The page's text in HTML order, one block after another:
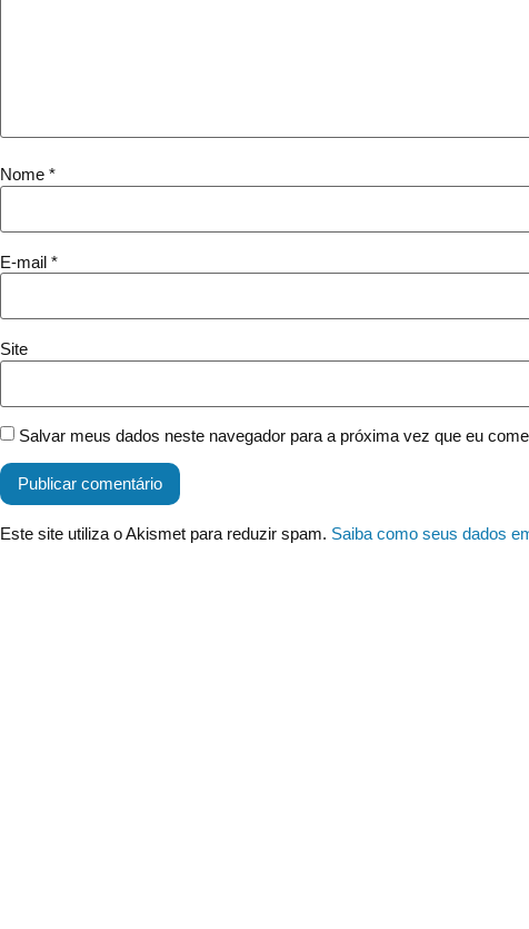
Nome *
E-mail *
Site
Salvar meus dados neste navegador para a próxima vez que eu
Este site utiliza o Akismet para reduzir spam. Saiba como seus dados